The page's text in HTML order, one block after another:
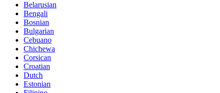
Belarusian
Bengali
Bosnian
Bulgarian
Cebuano
Chichewa
Corsican
Croatian
Dutch
Estonian